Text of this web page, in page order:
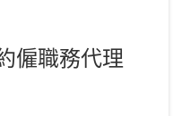
僱職務代理